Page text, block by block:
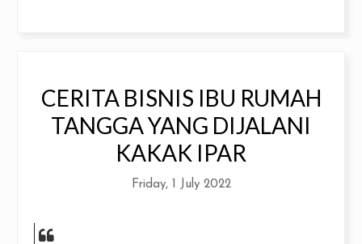
CERITA BISNIS IBU RUMAH
TANGGA YANG DIJALANI
KAKAK IPAR
Friday, 1 July 2022